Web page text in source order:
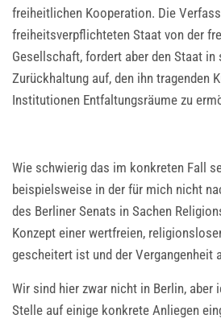
freiheitlichen Kooperation. Die
freiheitsverpflichteten Staat von der
Gesellschaft, fordert aber den Staat in
Zurückhaltung auf, den ihn tragenden
Institutionen Entfaltungsräume zu
Wie schwierig das im konkreten Fall
beispielsweise in der für mich nicht
des Berliner Senats in Sachen
Konzept einer wertfreien,
gescheitert ist und der Vergangenheit
Wir sind hier zwar nicht in Berlin, aber
Stelle auf einige konkrete Anliegen